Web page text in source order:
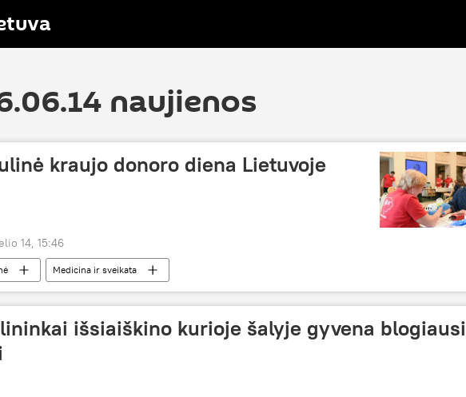
naujienos
kraujo donoro diena Lietuvoje
14, 15:46
Medicina ir sveikata
išsiaiškino kurioje šalyje gyvena blogiausi